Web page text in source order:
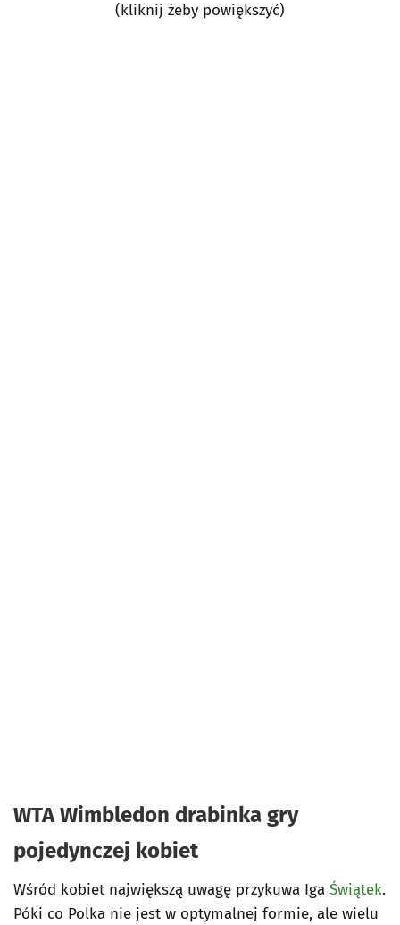
(kliknij żeby powiększyć)
WTA Wimbledon drabinka gry
pojedynczej kobiet
Wśród kobiet największą uwagę przykuwa Iga Świątek.
Póki co Polka nie jest w optymalnej formie, ale wielu